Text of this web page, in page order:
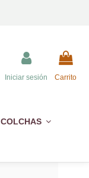
Iniciar sesión Carrito
COLCHAS